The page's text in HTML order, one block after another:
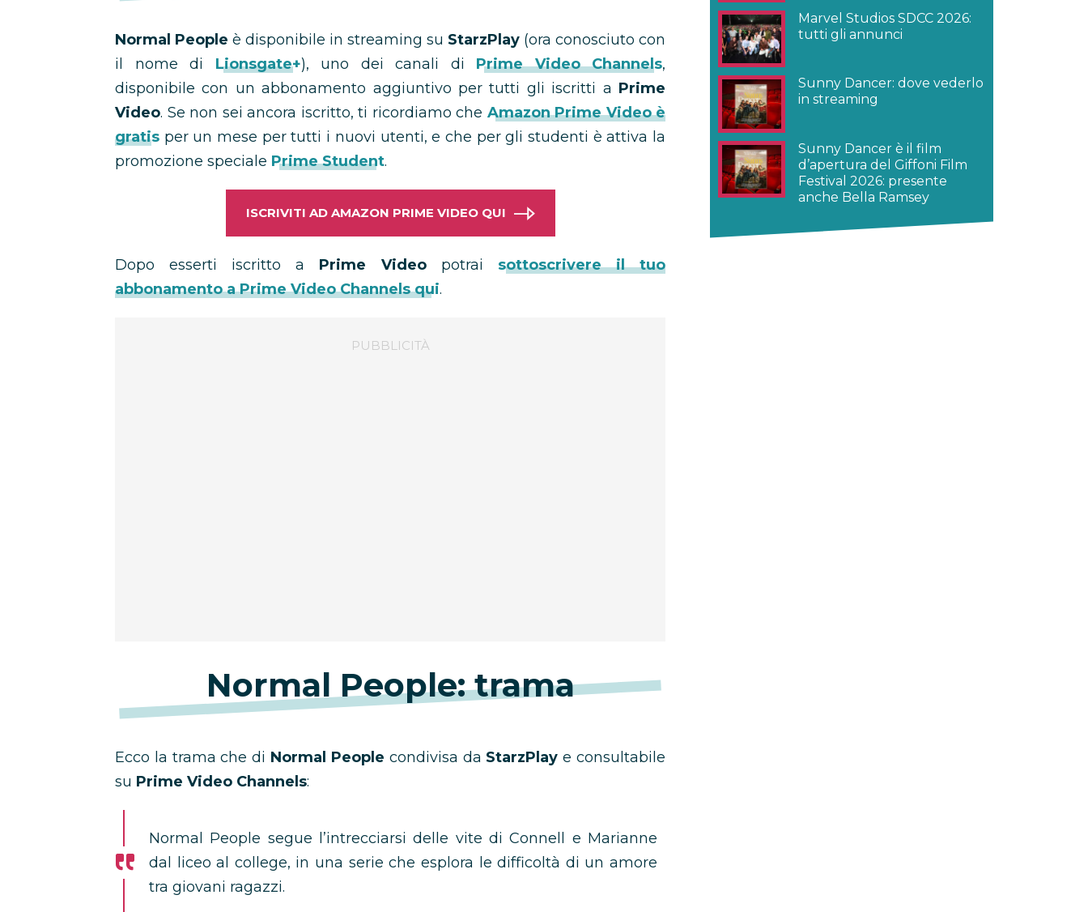
Normal People è disponibile in streaming su StarzPlay (ora conosciuto con
il nome di Lionsgate+), uno dei canali di Prime Video Channels,
disponibile con un abbonamento aggiuntivo per tutti gli iscritti a Prime
Video. Se non sei ancora iscritto, ti ricordiamo che Amazon Prime Video è
gratis per un mese per tutti i nuovi utenti, e che per gli studenti è attiva la
promozione speciale Prime Student.
ISCRIVITI AD AMAZON PRIME VIDEO QUI
Dopo esserti iscritto a Prime Videopotrai sottoscrivere il tuo
abbonamento a Prime Video Channels qui.
Normal People: trama
Ecco la trama che di Normal People condivisa da StarzPlay e consultabile
su Prime Video Channels:
Normal People segue l’intrecciarsi delle vite di Connell e Marianne
dal liceo al college, in una serie che esplora le difficoltà di un amore
tra giovani ragazzi.
Marvel Studios SDCC 2026:
tutti gli annunci
Sunny Dancer: dove vederlo
in streaming
Sunny Dancer è il film
d’apertura del Giffoni Film
Festival 2026: presente
anche Bella Ramsey